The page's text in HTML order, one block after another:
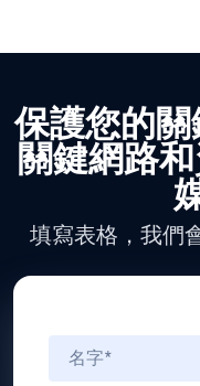
保護您的
關鍵網路
填寫表格，我們